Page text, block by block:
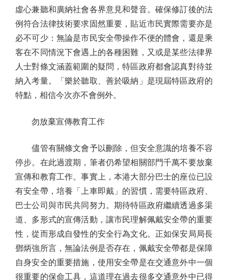
虛心兼聽和廣納社會各界意見和聲音。確保修訂後的法
例符合法律技術要求固然重要，貼近市民實際需要亦是
必不可少：無論是市民安全帶操作不便的體會，還是乘
客在不同情況下會遇上的各種困難，又或是某些法律界
人士對條文涵蓋範圍的疑問，特區政府都會認真對待並
納入考量。「樂於聽取、善於吸納」是現屆特區政府的
特點，相信今次亦不會例外。
勿放棄宣傳教育工作
儘管有關條文會予以刪除，但安全意識的培養不容
停步。在此過渡期，筆者仍希望相關部門千萬不要放棄
宣傳和教育工作。事實上，本港大部分巴士的座位已設
有安全帶，培養「上車即戴」的習慣，需要特區政府、
巴士公司與市民共同努力。期待特區政府繼續透過多渠
道、多形式的宣傳活動，讓市民理解佩戴安全帶的重要
性，從而形成自發性的安全行為文化。正如保安局局長
鄧炳強所言，無論法例是否存在，佩戴安全帶都是保障
自身安全的重要措施，使用安全帶是在交通意外中一個
很重要的保命工具，這道理在過去很多交通意外中已得